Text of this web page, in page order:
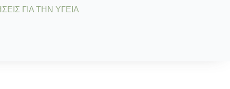
ΓΙΑ ΤΗΝ ΥΓΕΙΑ